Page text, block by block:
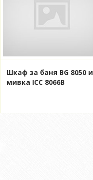
Шкаф за баня BG 8050 и
мивка ICC 8066B